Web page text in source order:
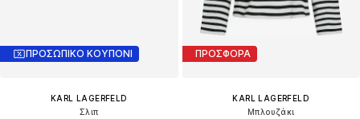
ΠΡΟΣΩΠΙΚΟ ΚΟΥΠΟΝΙ
KARL LAGERFELD
Σλιπ
ΠΡΟΣΦΟΡΑ
KARL LAGERFELD
Μπλουζάκι